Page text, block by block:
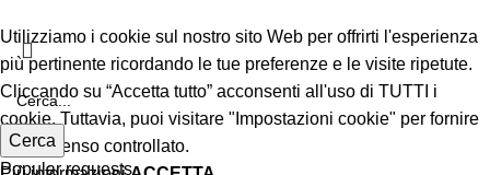
Cerca
Popular requests
Utilizziamo i cookie sul nostro sito Web per offrirti l'esperienza
più pertinente ricordando le tue preferenze e le visite ripetute.
Cliccando su “Accetta tutto” acconsenti all'uso di TUTTI i
cookie. Tuttavia, puoi visitare "Impostazioni cookie" per fornire
un consenso controllato.